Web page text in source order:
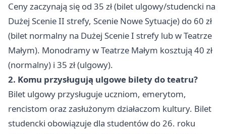
Ceny zaczynają się od 35 zł (bilet ulgowy/studencki na
Dużej Scenie II strefy, Scenie Nowe Sytuacje) do 60 zł
(bilet normalny na Dużej Scenie I strefy lub w Teatrze
Małym). Monodramy w Teatrze Małym kosztują 40 zł
(normalny) i 35 zł (ulgowy).
2. Komu przysługują ulgowe bilety do teatru?
Bilet ulgowy przysługuje uczniom, emerytom,
rencistom oraz zasłużonym działaczom kultury. Bilet
studencki obowiązuje dla studentów do 26. roku